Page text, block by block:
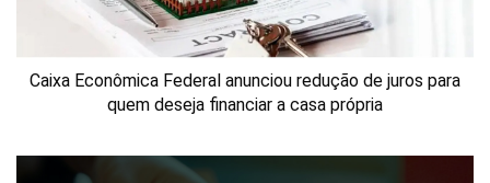
Caixa Econômica Federal anunciou redução de juros para
quem deseja financiar a casa própria